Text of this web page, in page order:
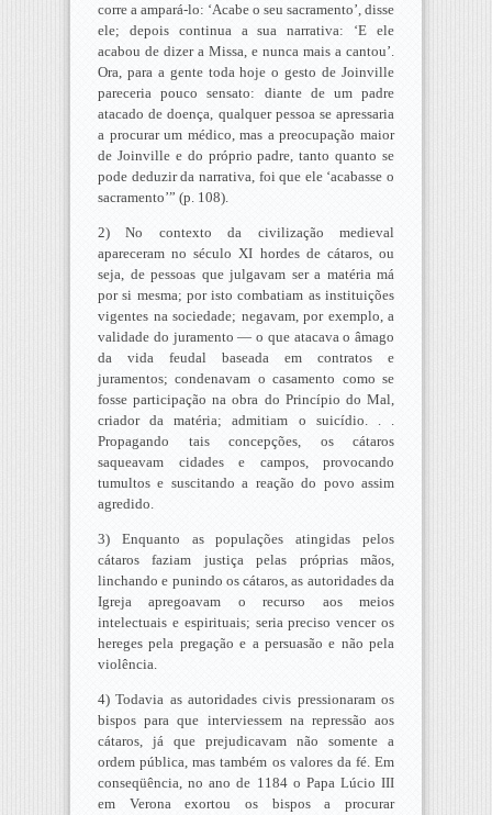
corre a ampará-lo: ‘Acabe o seu sacramento’, disse
ele; depois continua a sua narrativa: ‘E ele
acabou de dizer a Missa, e nunca mais a cantou’.
Ora, para a gente toda hoje o gesto de Joinville
pareceria pouco sensato: diante de um padre
atacado de doença, qualquer pessoa se apressaria
a procurar um médico, mas a preocupação maior
de Joinville e do próprio padre, tanto quanto se
pode deduzir da narrativa, foi que ele ‘acabasse o
sacramento’” (p. 108).
2) No contexto da civilização medieval
apareceram no século XI hordes de cátaros, ou
seja, de pessoas que julgavam ser a matéria má
por si mesma; por isto combatiam as instituições
vigentes na sociedade; negavam, por exemplo, a
validade do juramento — o que atacava o âmago
da vida feudal baseada em contratos e
juramentos; condenavam o casamento como se
fosse participação na obra do Princípio do Mal,
criador da matéria; admitiam o suicídio. . .
Propagando tais concepções, os cátaros
saqueavam cidades e campos, provocando
tumultos e suscitando a reação do povo assim
agredido.
3) Enquanto as populações atingidas pelos
cátaros faziam justiça pelas próprias mãos,
linchando e punindo os cátaros, as autoridades da
Igreja apregoavam o recurso aos meios
intelectuais e espirituais; seria preciso vencer os
hereges pela pregação e a persuasão e não pela
violência.
4) Todavia as autoridades civis pressionaram os
bispos para que interviessem na repressão aos
cátaros, já que prejudicavam não somente a
ordem pública, mas também os valores da fé. Em
conseqüência, no ano de 1184 o Papa Lúcio III
em Verona exortou os bispos a procurar